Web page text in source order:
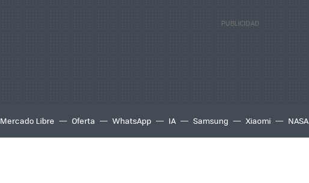
Mercado Libre Oferta WhatsApp IA Samsung Xiaomi NASA